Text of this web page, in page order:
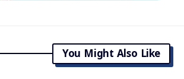
You Might Also Like